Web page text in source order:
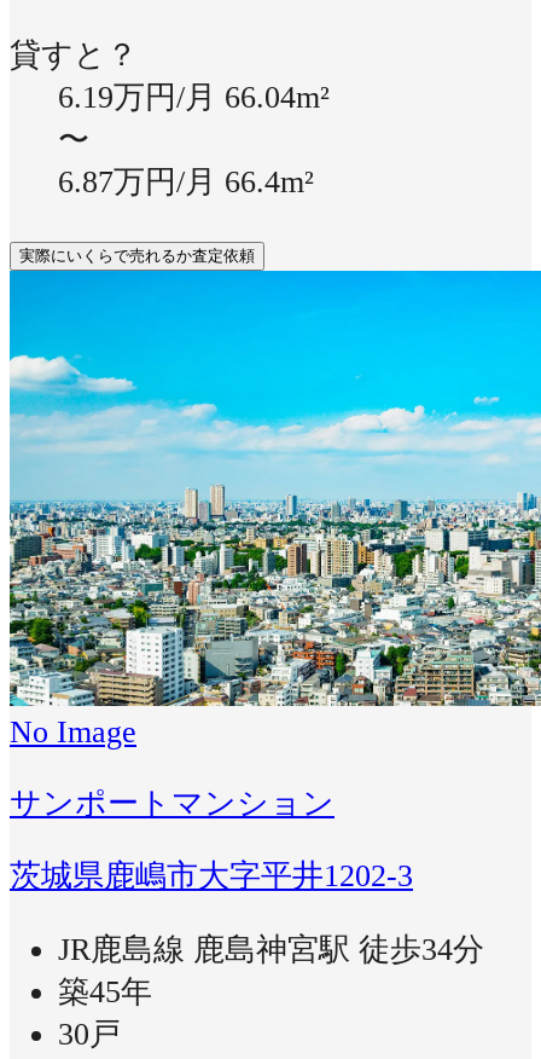
貸すと？
6.19万円/月 66.04m²
〜
6.87万円/月 66.4m²
実際にいくらで売れるか査定依頼
No Image
サンポートマンション
茨城県鹿嶋市大字平井1202-3
JR鹿島線 鹿島神宮駅 徒歩34分
築45年
30戸